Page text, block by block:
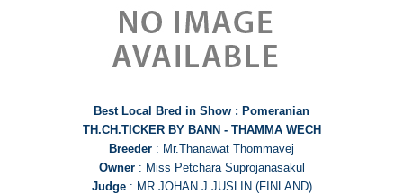
Best Local Bred in Show : Pomeranian
TH.CH.TICKER BY BANN - THAMMA WECH
Breeder : Mr.Thanawat Thommavej
Owner : Miss Petchara Suprojanasakul
Judge : MR.JOHAN J.JUSLIN (FINLAND)